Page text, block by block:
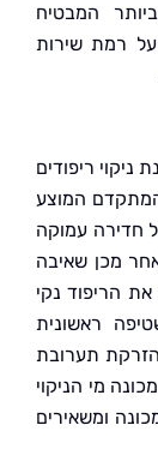
עמוקה
שאיבה
נקי